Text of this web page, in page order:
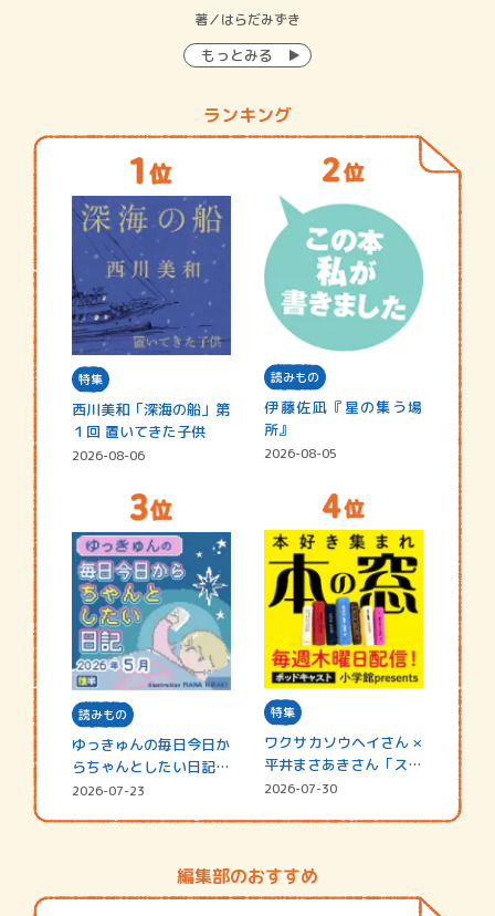
著／はらだみずき
もっとみる
ランキング
特集
西川美和「深海の船」第
１回 置いてきた子供
2026-08-06
読みもの
伊藤佐凪『星の集う場
所』
2026-08-05
読みもの
ゆっきゅんの毎日今日か
らちゃんとしたい日記
☆202…
2026-07-23
特集
ワクサカソウヘイさん ×
平井まさあきさん「スペ
シャ…
2026-07-30
編集部のおすすめ